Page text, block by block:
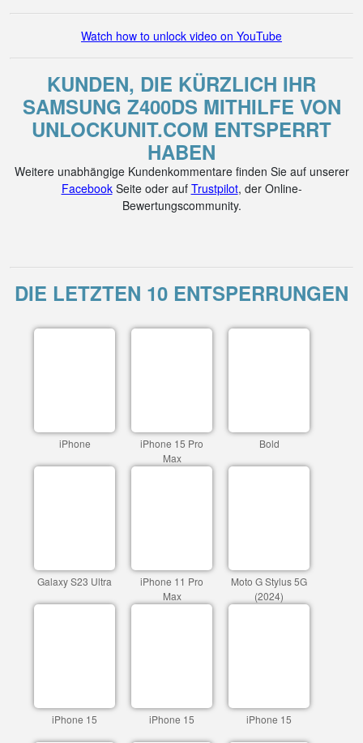
Watch how to unlock video on YouTube
KUNDEN, DIE KÜRZLICH IHR
SAMSUNG Z400DS MITHILFE VON
UNLOCKUNIT.COM ENTSPERRT
HABEN
Weitere unabhängige Kundenkommentare finden Sie auf unserer
FacebookSeite oder auf Trustpilot, der Online-
Bewertungscommunity.
DIE LETZTEN 10 ENTSPERRUNGEN
iPhone
iPhone 15 Pro
Max
Bold
Galaxy S23 Ultra
iPhone 11 Pro
Max
Moto G Stylus 5G
(2024)
iPhone 15 iPhone 15 iPhone 15